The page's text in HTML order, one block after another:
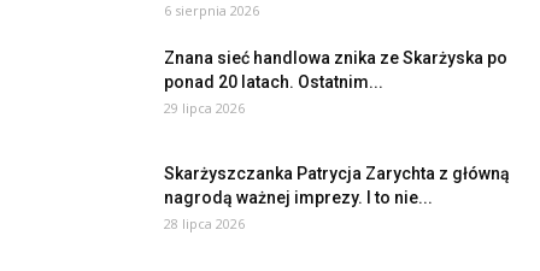
6 sierpnia 2026
Znana sieć handlowa znika ze Skarżyska po
ponad 20 latach. Ostatnim...
29 lipca 2026
Skarżyszczanka Patrycja Zarychta z główną
nagrodą ważnej imprezy. I to nie...
28 lipca 2026